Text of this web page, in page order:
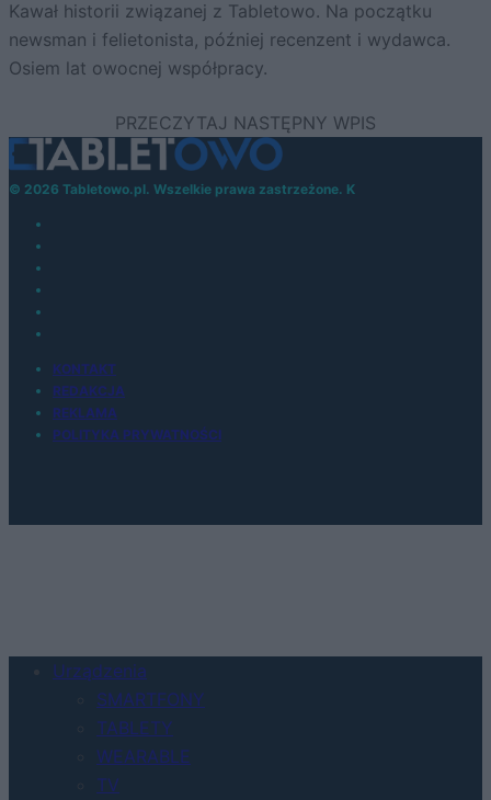
Kawał historii związanej z Tabletowo. Na początku
newsman i felietonista, później recenzent i wydawca.
Osiem lat owocnej współpracy.
© 2026 Tabletowo.pl. Wszelkie prawa zastrzeżone. K
KONTAKT
REDAKCJA
REKLAMA
POLITYKA PRYWATNOŚCI
Urządzenia
SMARTFONY
TABLETY
WEARABLE
TV